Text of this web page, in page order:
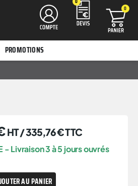
0
PROMOTIONS
HT /335,76€TTC
- Livraison 3 à 5 jours ouvrés
AU PANIER